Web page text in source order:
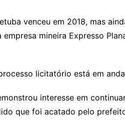
venceu em 2018, mas
mineira Expresso
licitatório está em
interesse em
que foi acatado pelo